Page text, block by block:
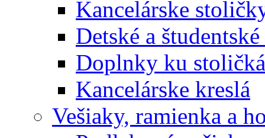
Kancelárske
Detské a
Doplnky ku
Kancelárske kreslá
Vešiaky, ramienka a